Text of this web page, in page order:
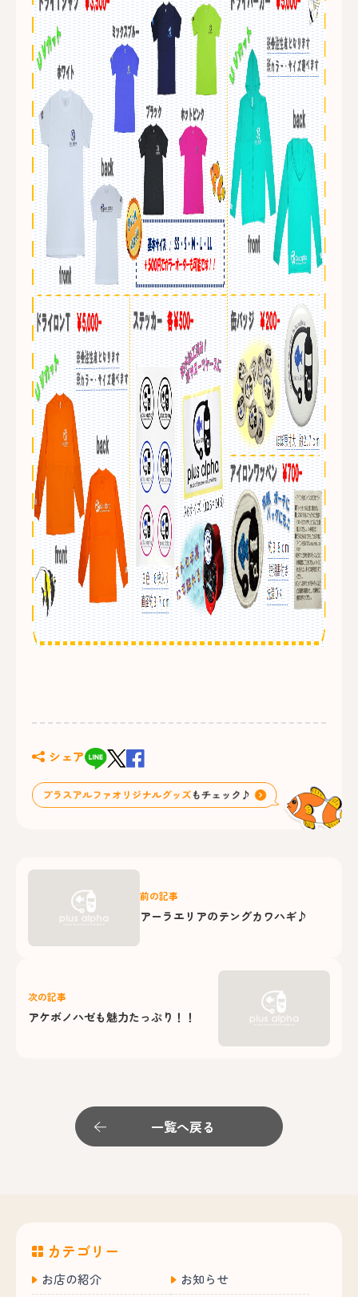
シェア
前の記事
アーラエリアのテングカワハギ♪
次の記事
アケボノハゼも魅力たっぷり！！
一覧へ戻る
カテゴリー
お店の紹介
お知らせ